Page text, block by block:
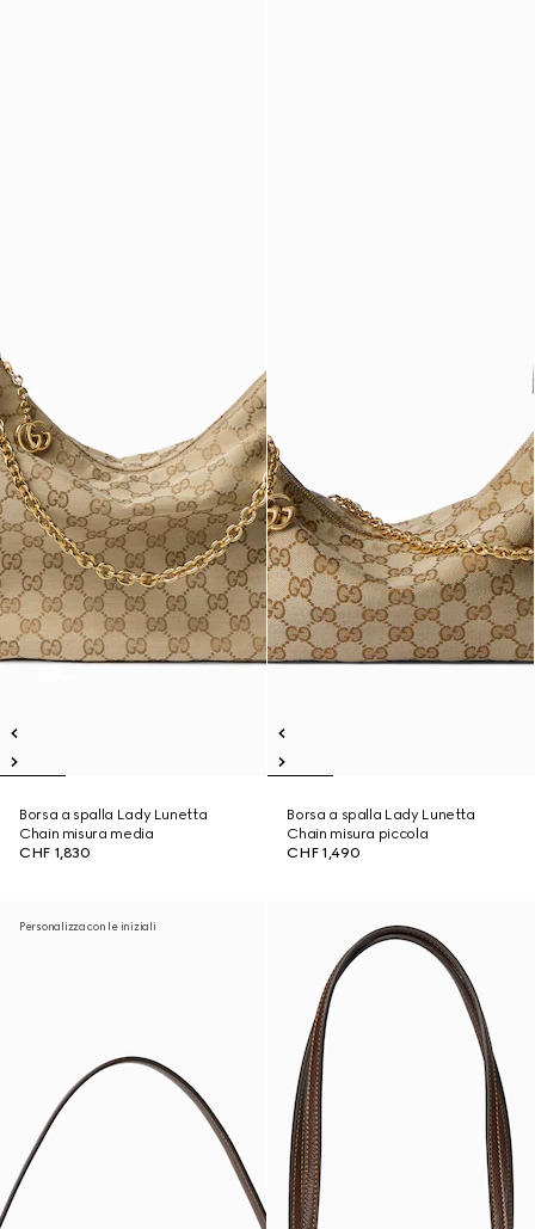
Borsa a spalla Lady Lunetta
Chain misura media
CHF 1,830
Borsa a spalla Lady Lunetta
Chain misura piccola
CHF 1,490
Personalizza con le iniziali